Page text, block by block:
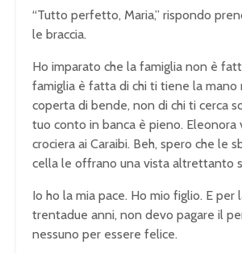
“Tutto perfetto, Maria,” rispondo
le braccia.
Ho imparato che la famiglia non è
famiglia è fatta di chi ti tiene la mano
coperta di bende, non di chi ti cerca
tuo conto in banca è pieno. Eleonora
crociera ai Caraibi. Beh, spero che le
cella le offrano una vista altrettanto
Io ho la mia pace. Ho mio figlio. E per
trentadue anni, non devo pagare il
nessuno per essere felice.